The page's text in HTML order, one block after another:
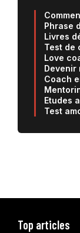
Phrase
Livres
Test de
Love
Devenir
Coach
Etudes
Test
Top articles